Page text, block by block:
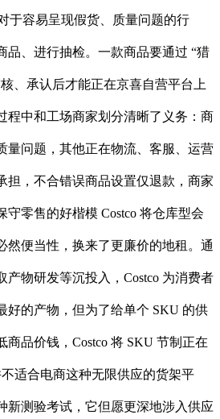
于容易呈现假货、质量问题的行
品、进行抽检。一款商品要通过 “猎
、承认后才能正在京喜自营平台上
程中和工场商家划分清晰了义务：商
量问题，其他正在物流、客服、运营
担，不合错误商品设置仅退款，商家
守零售的好楷模 Costco 将仓库型会
然便当性，换来了更廉价的地租。通
产物研发等沉投入，Costco 为消费者
好的产物，但为了给单个 SKU 的供
商品价钱，Costco 将 SKU 节制正在
适合电商这种无限供应的货架平
新测验考试，它但愿更深地涉入供应